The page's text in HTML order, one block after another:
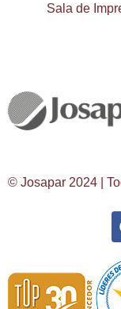
Sala de
© Josapar 2024 |